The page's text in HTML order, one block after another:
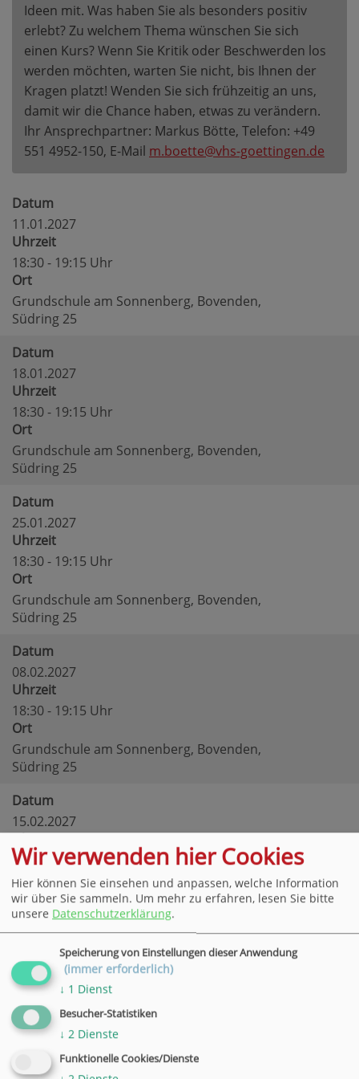
Ideen mit. Was haben Sie als besonders positiv
erlebt? Zu welchem Thema wünschen Sie sich
einen Kurs? Wenn Sie Kritik oder Beschwerden los
werden möchten, warten Sie nicht, bis Ihnen der
Kragen platzt! Wenden Sie sich frühzeitig an uns,
damit wir die Chance haben, etwas zu verändern.
Ihr Ansprechpartner: Markus Bötte, Telefon: +49
551 4952-150, E-Mail m.boette@vhs-goettingen.de
Datum
11.01.2027
Uhrzeit
18:30 - 19:15 Uhr
Ort
Grundschule am Sonnenberg, Bovenden,
Südring 25
Datum
18.01.2027
Uhrzeit
18:30 - 19:15 Uhr
Ort
Grundschule am Sonnenberg, Bovenden,
Südring 25
Datum
25.01.2027
Uhrzeit
18:30 - 19:15 Uhr
Ort
Grundschule am Sonnenberg, Bovenden,
Südring 25
Datum
08.02.2027
Uhrzeit
18:30 - 19:15 Uhr
Ort
Grundschule am Sonnenberg, Bovenden,
Südring 25
Datum
15.02.2027
Uhrzeit
18:30 - 19:15 Uhr
Ort
Grundschule am Sonnenberg, Bovenden,
Südring 25
22.02.2027
Uhrzeit
18:30 - 19:15 Uhr
Ort
Südring 25
Wir verwenden hier Cookies
Hier können Sie einsehen und anpassen, welche Information
wir über Sie sammeln. Um mehr zu erfahren, lesen Sie bitte
unsere Datenschutzerklärung.
Speicherung von Einstellungen dieser Anwendung
(immer erforderlich)
↓ 1 Dienst
Besucher-Statistiken
↓ 2 Dienste
Funktionelle Cookies/Dienste